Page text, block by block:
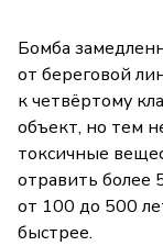
Бомба
от береговой
к четвёртому
объект, но тем
токсичные
отравить более
от 100 до 500
быстрее.